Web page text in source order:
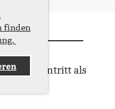
finden
Ihren Eintritt als